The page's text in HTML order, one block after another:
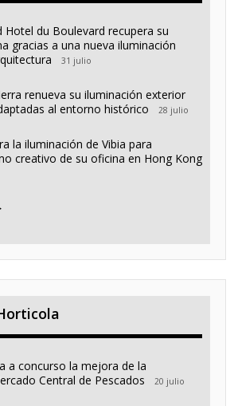
Hotel du Boulevard recupera su
gracias a una nueva iluminación
31 julio
renueva su iluminación exterior
al entorno histórico
28 julio
la iluminación de Vibia para
creativo de su oficina en Hong Kong
a concurso la mejora de la
Central de Pescados
20 julio